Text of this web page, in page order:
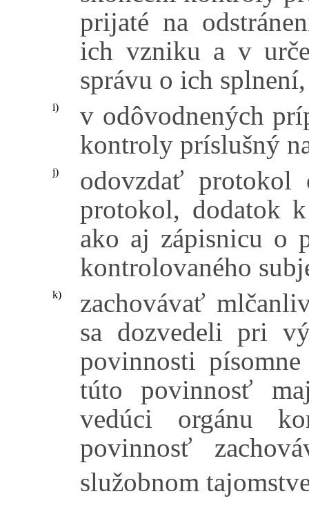
prijaté na
ich vzniku a v
správu o ich splnení,
i)
v odôvodnených
kontroly príslušný
j)
odovzdať protokol
protokol, dodatok
ako aj zápisnicu o
kontrolovaného
k)
zachovávať
sa dozvedeli pri
povinnosti
túto povinnosť
vedúci orgánu
povinnosť
služobnom